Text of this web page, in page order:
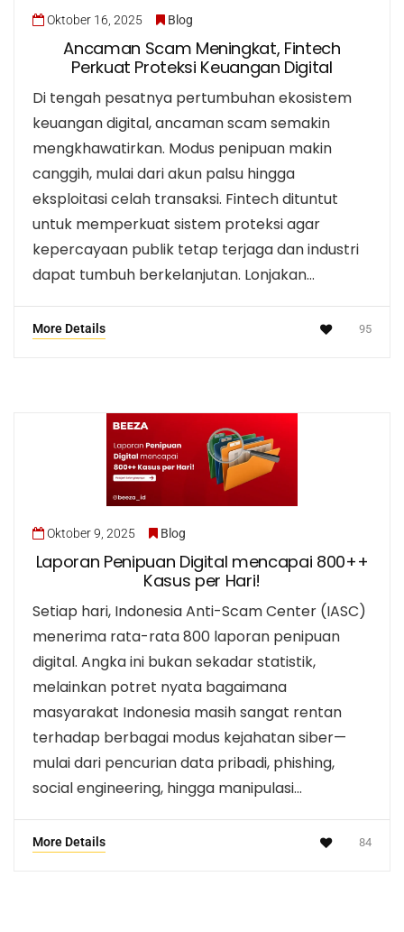
Oktober 16, 2025 Blog
Ancaman Scam Meningkat, Fintech
Perkuat Proteksi Keuangan Digital
Di tengah pesatnya pertumbuhan ekosistem
keuangan digital, ancaman scam semakin
mengkhawatirkan. Modus penipuan makin
canggih, mulai dari akun palsu hingga
eksploitasi celah transaksi. Fintech dituntut
untuk memperkuat sistem proteksi agar
kepercayaan publik tetap terjaga dan industri
dapat tumbuh berkelanjutan. Lonjakan…
More Details 95
Oktober 9, 2025 Blog
Laporan Penipuan Digital mencapai 800++
Kasus per Hari!
Setiap hari, Indonesia Anti-Scam Center (IASC)
menerima rata-rata 800 laporan penipuan
digital. Angka ini bukan sekadar statistik,
melainkan potret nyata bagaimana
masyarakat Indonesia masih sangat rentan
terhadap berbagai modus kejahatan siber—
mulai dari pencurian data pribadi, phishing,
social engineering, hingga manipulasi…
More Details 84